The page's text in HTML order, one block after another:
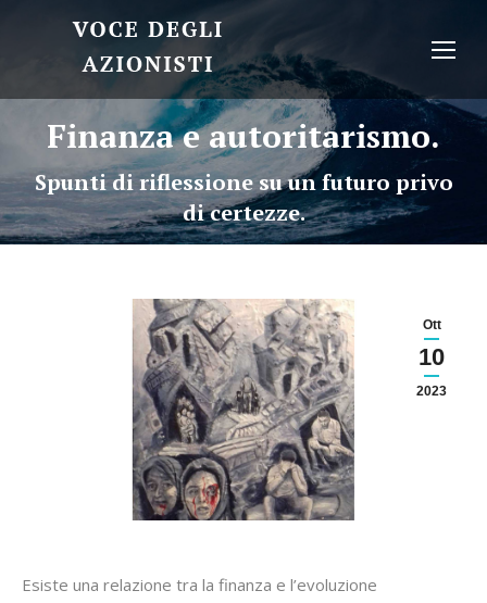
Finanza e autoritarismo.
Spunti di riflessione su un futuro privo
di certezze.
Ott
10
2023
Esiste una relazione tra la finanza e l’evoluzione